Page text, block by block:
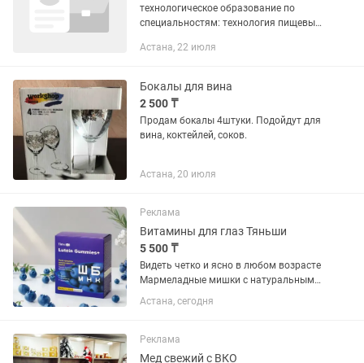
технологическое образование по
специальностям: технология пищевых
молочных продуктов, пищевая
управление...
Астана, 22 июля
Бокалы для вина
2 500 ₸
Продам бокалы 4штуки. Подойдут для
вина, коктейлей, соков.
Астана, 20 июля
Реклама
Витамины для глаз Тяньши
5 500 ₸
Видеть четко и ясно в любом возрасте
Мармеладные мишки с натуральными
антиоксидантами и черничным соком
для снижения утомляемости глаз и
компьютеров и...
Астана, сегодня
Реклама
Мед свежий с ВКО